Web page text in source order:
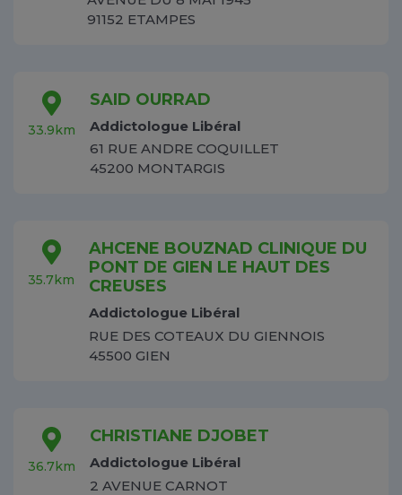
91152 ETAMPES
33.9km
SAID OURRAD
Addictologue Libéral
61 RUE ANDRE COQUILLET
45200 MONTARGIS
35.7km
AHCENE BOUZNAD CLINIQUE DU
PONT DE GIEN LE HAUT DES
CREUSES
Addictologue Libéral
RUE DES COTEAUX DU GIENNOIS
45500 GIEN
36.7km
CHRISTIANE DJOBET
Addictologue Libéral
2 AVENUE CARNOT